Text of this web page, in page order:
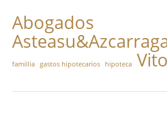
Abogados
famillia gastos hipotecarios hipoteca